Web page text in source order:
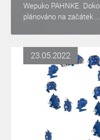
Wepuko PAHNKE.
plánováno na začátek ...
23.05.2022